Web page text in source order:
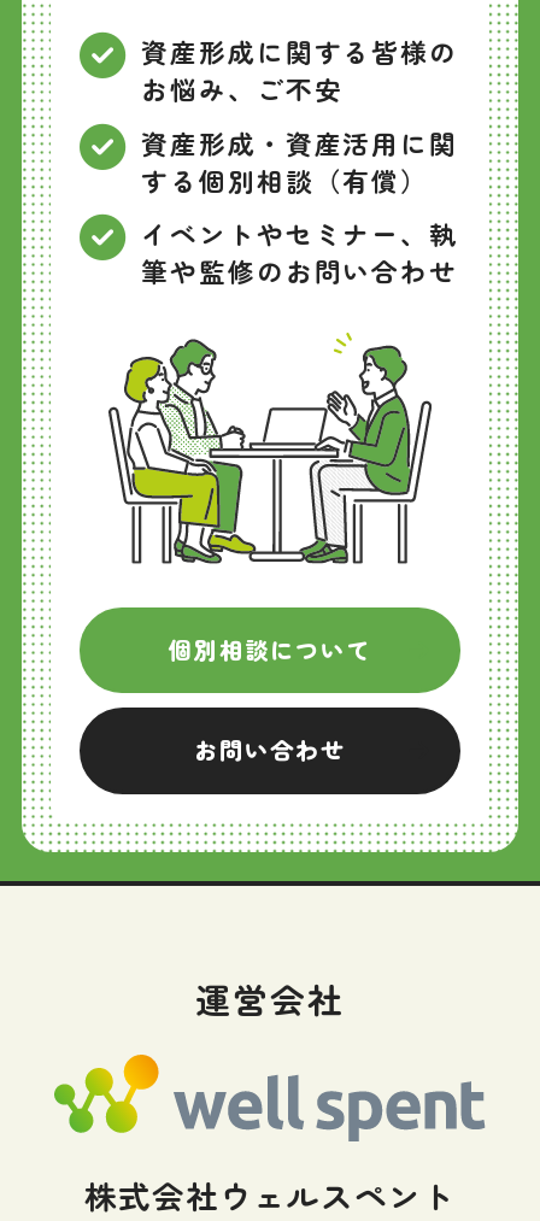
資産形成に関する皆様の
お悩み、ご不安
資産形成・資産活用に関
する個別相談（有償）
イベントやセミナー、執
筆や監修のお問い合わせ
個別相談について
お問い合わせ
運営会社
株式会社ウェルスペント